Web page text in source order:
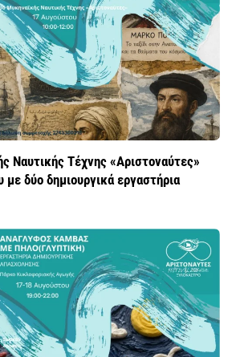
Ναυτικής Τέχνης «Αριστοναύτες»
με δύο δημιουργικά εργαστήρια